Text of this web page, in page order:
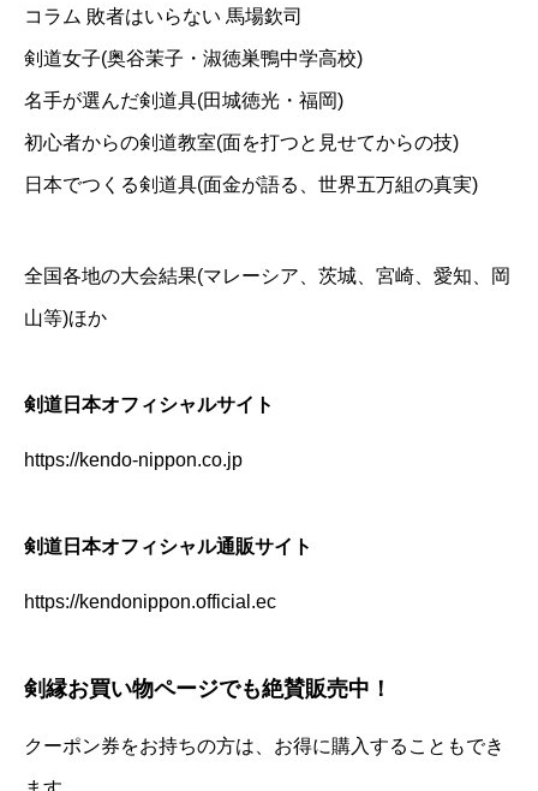
コラム 敗者はいらない 馬場欽司
剣道女子(奥谷茉子・淑徳巣鴨中学高校)
名手が選んだ剣道具(田城徳光・福岡)
初心者からの剣道教室(面を打つと見せてからの技)
日本でつくる剣道具(面金が語る、世界五万組の真実)
全国各地の大会結果(マレーシア、茨城、宮崎、愛知、岡
山等)ほか
剣道日本オフィシャルサイト
https://kendo-nippon.co.jp
剣道日本オフィシャル通販サイト
https://kendonippon.official.ec
剣縁お買い物ページでも絶賛販売中！
クーポン券をお持ちの方は、お得に購入することもでき